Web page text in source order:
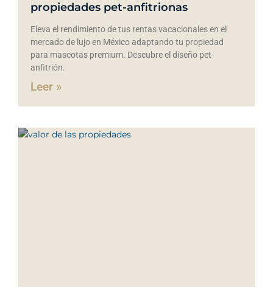
propiedades pet-anfitrionas
Eleva el rendimiento de tus rentas vacacionales en el
mercado de lujo en México adaptando tu propiedad
para mascotas premium. Descubre el diseño pet-
anfitrión.
Leer »